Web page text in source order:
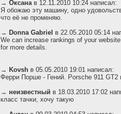
→ Оксанав 12.11.2010 10:24 написал:
Я обожаю эту машину, одно
что её не променяю.
→ Donna Gabriel в 22.05.2010 05:14
We can increase rankings of your
for more details.
→ Kovsh в 05.05.2010 19:01 написал:
Ферри Порше - Гений. Porsche 911 GT2
→ неизвестный в 18.03.2010 17:02
класс тачки, хочу такую